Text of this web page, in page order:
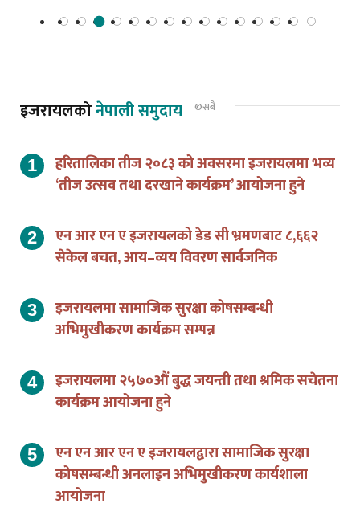
इजरायलको नेपाली समुदाय
हरितालिका तीज २०८३ को अवसरमा इजरायलमा भव्य
‘तीज उत्सव तथा दरखाने कार्यक्रम’ आयोजना हुने
एन आर एन ए इजरायलको डेड सी भ्रमणबाट ८,६६२
सेकेल बचत, आय–व्यय विवरण सार्वजनिक
इजरायलमा सामाजिक सुरक्षा कोषसम्बन्धी
अभिमुखीकरण कार्यक्रम सम्पन्न
इजरायलमा २५७०औं बुद्ध जयन्ती तथा श्रमिक सचेतना
कार्यक्रम आयोजना हुने
एन एन आर एन ए इजरायलद्वारा सामाजिक सुरक्षा
कोषसम्बन्धी अनलाइन अभिमुखीकरण कार्यशाला
आयोजना